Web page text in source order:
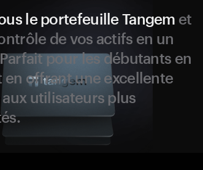
le portefeuille Tangem et
de vos actifs en un
pour les débutants en
offrant une excellente
utilisateurs plus